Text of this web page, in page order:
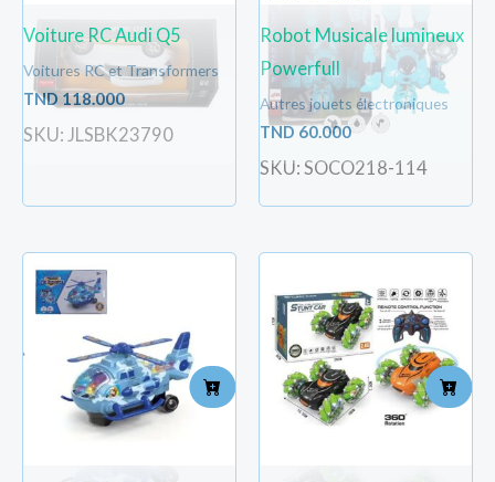
Voiture RC Audi Q5
Voitures RC et Transformers
TND 118.000
SKU: JLSBK23790
Robot Musicale lumineux
Powerfull
Autres jouets électroniques
TND 60.000
SKU: SOCO218-114